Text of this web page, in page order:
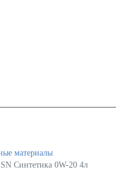
материалы
Синтетика 0W-20 4л